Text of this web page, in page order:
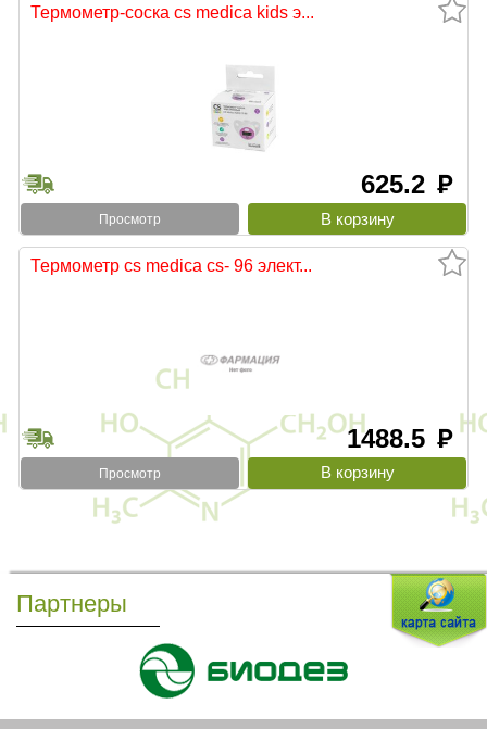
Термометр-соска cs medica kids э...
625.2 руб
Просмотр
Термометр cs medica cs- 96 элект...
1488.5 руб
Просмотр
Партнеры